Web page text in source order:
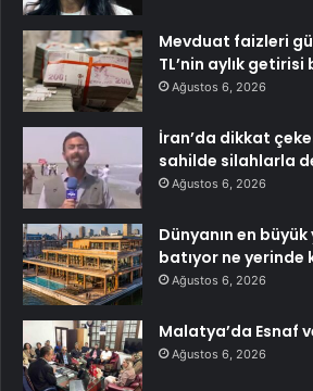
Mevduat faizleri
TL’nin aylık
Ağustos 6, 2026
İran’da dikkat
sahilde silahlarla
Ağustos 6, 2026
Dünyanın en
batıyor ne yerinde
Ağustos 6, 2026
Malatya’da Esnaf
Ağustos 6, 2026